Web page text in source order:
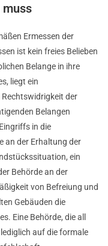
muss
Ermessen der
ist kein freies Belieben
Belange in ihre
liegt ein
Rechtswidrigkeit der
Belangen
in die
an der Erhaltung der
ein
Behörde an der
von Befreiung und
Gebäuden die
Eine Behörde, die all
auf die formale